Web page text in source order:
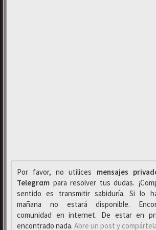
Por favor, no utilices mensajes
Telegrαm para resolver tus dudas.
sentido es transmitir sabiduría. Si lo
mañana no estará disponible.
comunidad en internet. De estar en
encontrado nada. Abre un post y